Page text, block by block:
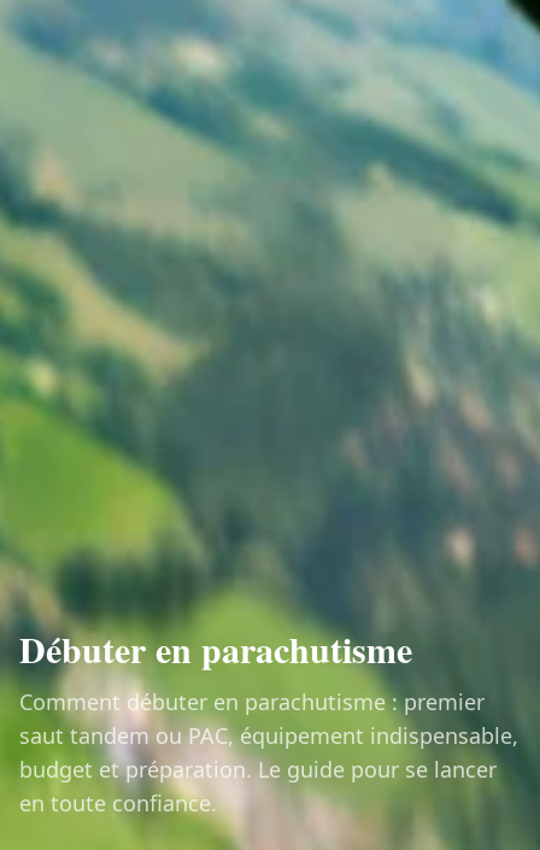
Débuter en parachutisme
Comment débuter en parachutisme : premier
saut tandem ou PAC, équipement indispensable,
budget et préparation. Le guide pour se lancer
en toute confiance.